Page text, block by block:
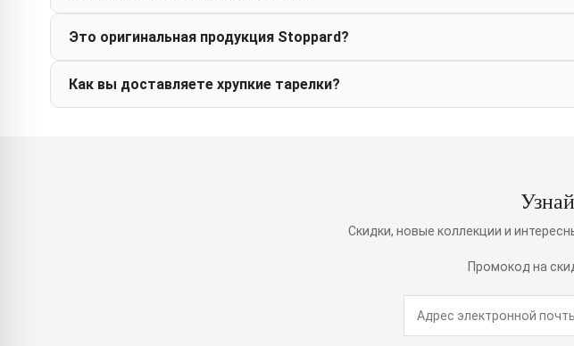
Это оригинальная продукция Stoppard?
Как вы доставляете хрупкие тарелки?
Скидки, новые коллекции и
Промокод на